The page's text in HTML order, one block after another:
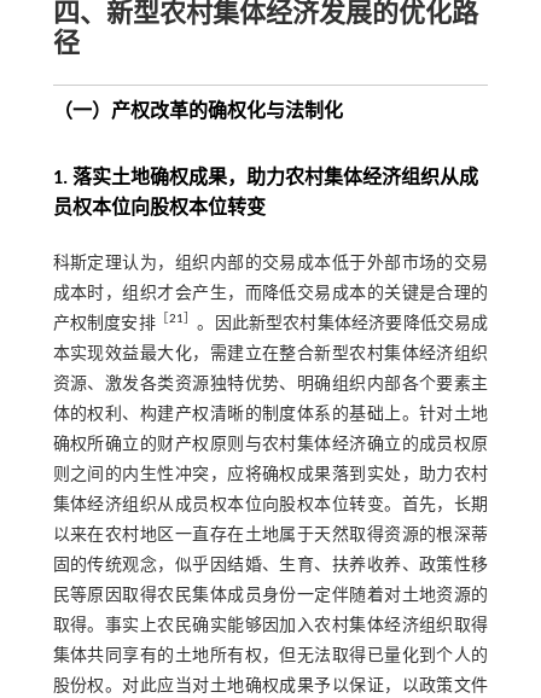
四、新型农村集体经济发展的优化路
径
（一）产权改革的确权化与法制化
1. 落实土地确权成果，助力农村集体经济组织从成
员权本位向股权本位转变
科斯定理认为，组织内部的交易成本低于外部市场的交易
成本时，组织才会产生，而降低交易成本的关键是合理的
产权制度安排［ 21
。因此新型农村集体经济要降低交易成
本实现效益最大化，需建立在整合新型农村集体经济组织
资源、激发各类资源独特优势、明确组织内部各个要素主
体的权利、构建产权清晰的制度体系的基础上。针对土地
确权所确立的财产权原则与农村集体经济确立的成员权原
则之间的内生性冲突，应将确权成果落到实处，助力农村
集体经济组织从成员权本位向股权本位转变。首先，长期
以来在农村地区一直存在土地属于天然取得资源的根深蒂
固的传统观念，似乎因结婚、生育、扶养收养、政策性移
民等原因取得农民集体成员身份一定伴随着对土地资源的
取得。事实上农民确实能够因加入农村集体经济组织取得
集体共同享有的土地所有权，但无法取得已量化到个人的
股份权。对此应当对土地确权成果予以保证，以政策文件